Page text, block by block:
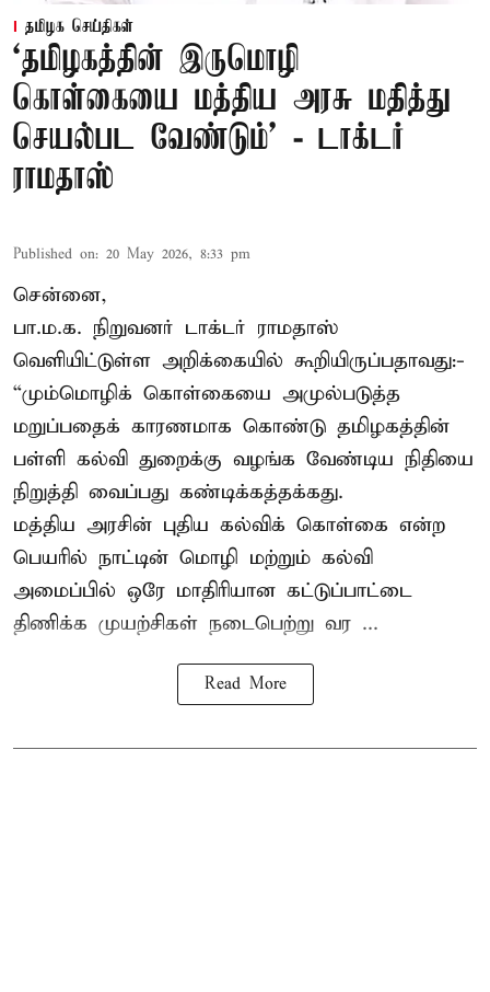
தமிழக செய்திகள்
‘தமிழகத்தின் இருமொழி
கொள்கையை மத்திய அரசு மதித்து
செயல்பட வேண்டும்’ - டாக்டர்
ராமதாஸ்
Published on: 20 May 2026, 8:33 pm
சென்னை,
பா.ம.க. நிறுவனர் டாக்டர் ராமதாஸ்
வெளியிட்டுள்ள அறிக்கையில் கூறியிருப்பதாவது:-
“மும்மொழிக் கொள்கையை அமுல்படுத்த
மறுப்பதைக் காரணமாக கொண்டு தமிழகத்தின்
பள்ளி கல்வி துறைக்கு வழங்க வேண்டிய நிதியை
நிறுத்தி வைப்பது கண்டிக்கத்தக்கது.
மத்திய அரசின் புதிய கல்விக் கொள்கை என்ற
பெயரில் நாட்டின் மொழி மற்றும் கல்வி
அமைப்பில் ஒரே மாதிரியான கட்டுப்பாட்டை
திணிக்க முயற்சிகள் நடைபெற்று வர ...
Read More